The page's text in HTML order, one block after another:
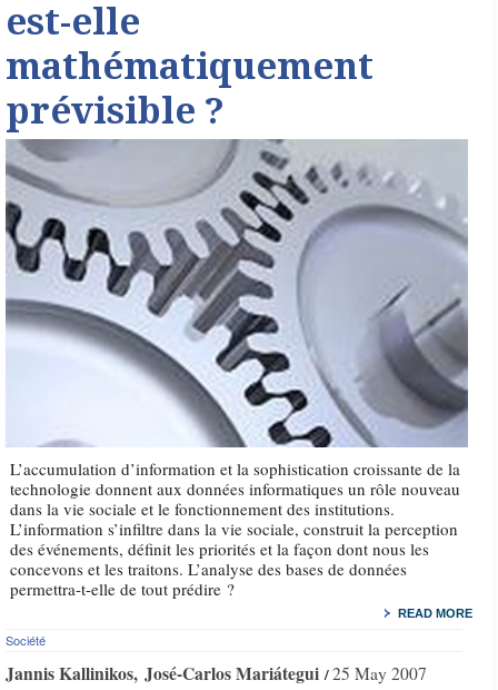
est-elle
mathématiquement
prévisible ?
L’accumulation d’information et la sophistication croissante de la
technologie donnent aux données informatiques un rôle nouveau
dans la vie sociale et le fonctionnement des institutions.
L’information s’infiltre dans la vie sociale, construit la perception
des événements, définit les priorités et la façon dont nous les
concevons et les traitons. L’analyse des bases de données
permettra-t-elle de tout prédire ?
READ MORE
Société
Jannis Kallinikos José-Carlos Mariátegui 25 May 2007